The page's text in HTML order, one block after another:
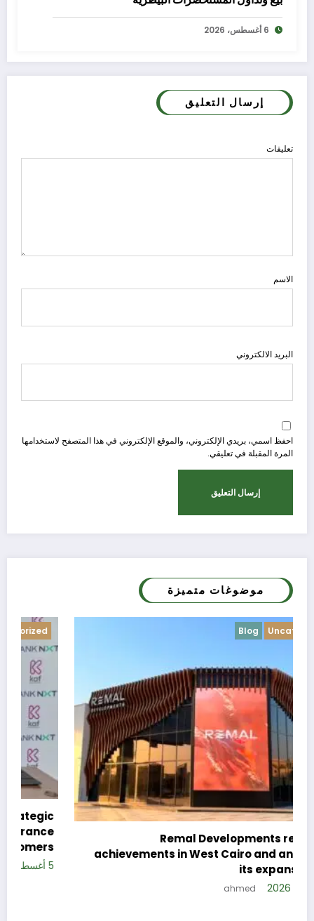
6 أغسطس، 2026
إرسال التعليق
تعليقات
الاسم
البريد الالكتروني
احفظ اسمي، بريدي الإلكتروني، والموقع الإلكتروني في هذا المتصفح لاستخدامها
المرة المقبلة في تعليقي.
موضوغات متميزة
Uncategorized
Remal Developments reveals its
achievements in West Cairo and announces
its expansion plan
5 أغسطس، 2026